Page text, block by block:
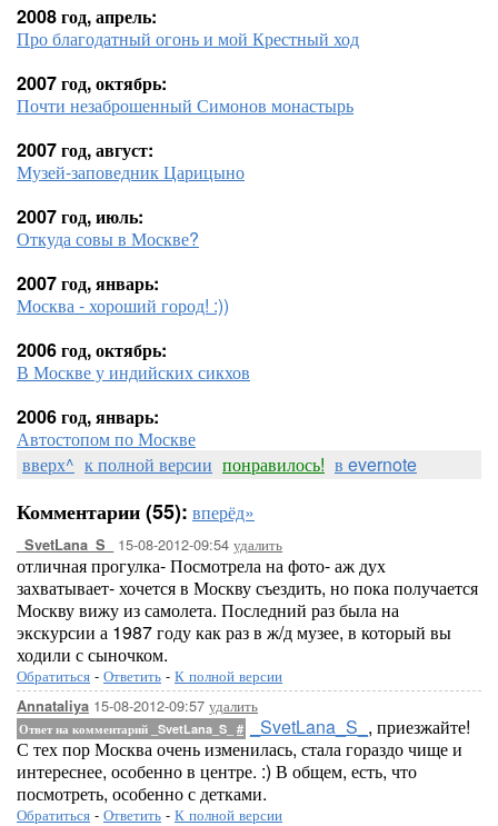
2008 год, апрель:
Про благодатный огонь и мой Крестный ход
2007 год, октябрь:
Почти незаброшенный Симонов монастырь
2007 год, август:
Музей-заповедник Царицыно
2007 год, июль:
Откуда совы в Москве?
2007 год, январь:
Москва - хороший город! :))
2006 год, октябрь:
В Москве у индийских сикхов
2006 год, январь:
Автостопом по Москве
вверх^ к полной версии понравилось! в evernote
Комментарии (55): вперёд»
_SvetLana_S_ 15-08-2012-09:54 удалить
отличная прогулка- Посмотрела на фото- аж дух
захватывает- хочется в Москву съездить, но пока получается
Москву вижу из самолета. Последний раз была на
экскурсии а 1987 году как раз в ж/д музее, в который вы
ходили с сыночком.
Обратиться - Ответить - К полной версии
Annataliya 15-08-2012-09:57 удалить
Ответ на комментарий _SvetLana_S_ # _SvetLana_S_ , приезжайте!
С тех пор Москва очень изменилась, стала гораздо чище и
интереснее, особенно в центре. :) В общем, есть, что
посмотреть, особенно с детками.
Обратиться - Ответить - К полной версии